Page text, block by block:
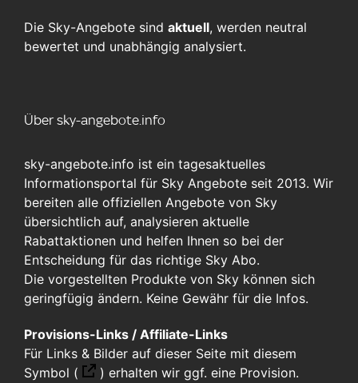
Die Sky-Angebote sind aktuell, werden neutral
bewertet und unabhängig analysiert.
Über sky-angebote.info
sky-angebote.info ist ein tagesaktuelles
Informationsportal für Sky Angebote seit 2013. Wir
bereiten alle offiziellen Angebote von Sky
übersichtlich auf, analysieren aktuelle
Rabattaktionen und helfen Ihnen so bei der
Entscheidung für das richtige Sky Abo.
Die vorgestellten Produkte von Sky können sich
geringfügig ändern. Keine Gewähr für die Infos.
Provisions-Links / Affiliate-Links
Für Links & Bilder auf dieser Seite mit diesem
Symbol (
) erhalten wir ggf. eine Provision.